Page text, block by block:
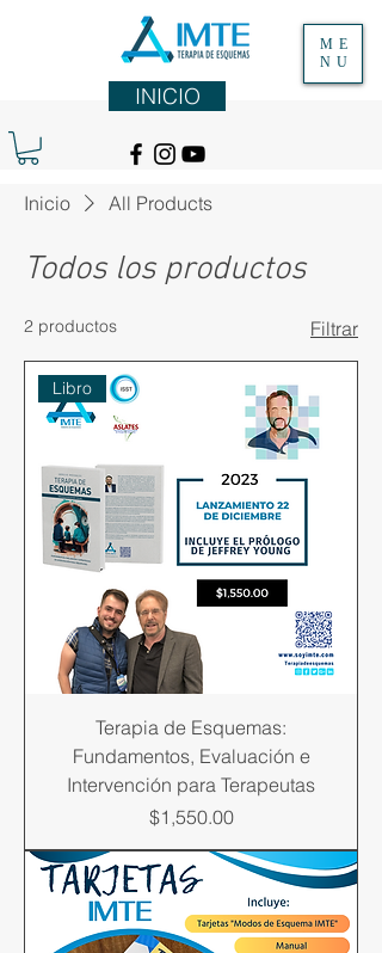
ME
NU
INICIO
Inicio All Products
Todos los productos
2 productos Filtrar
Libro
Terapia de Esquemas:
Fundamentos, Evaluación e
Intervención para Terapeutas
Precio
$1,550.00